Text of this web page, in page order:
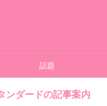
話題
ンダードの記事案内